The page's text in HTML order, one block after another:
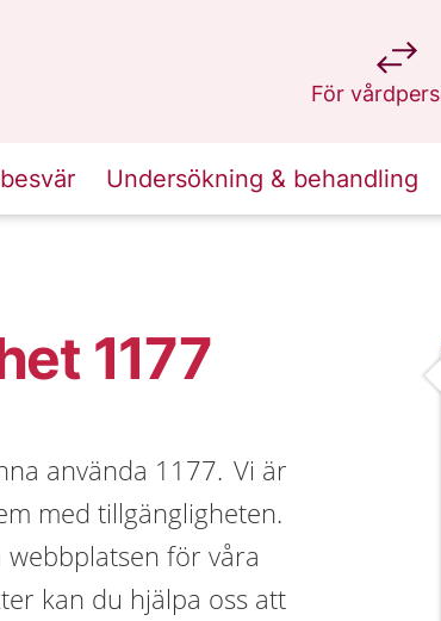
För
på 1177.se
Undersökning & behandling
1177
använda 1177. Vi är
med tillgängligheten.
för våra
kan du hjälpa oss att